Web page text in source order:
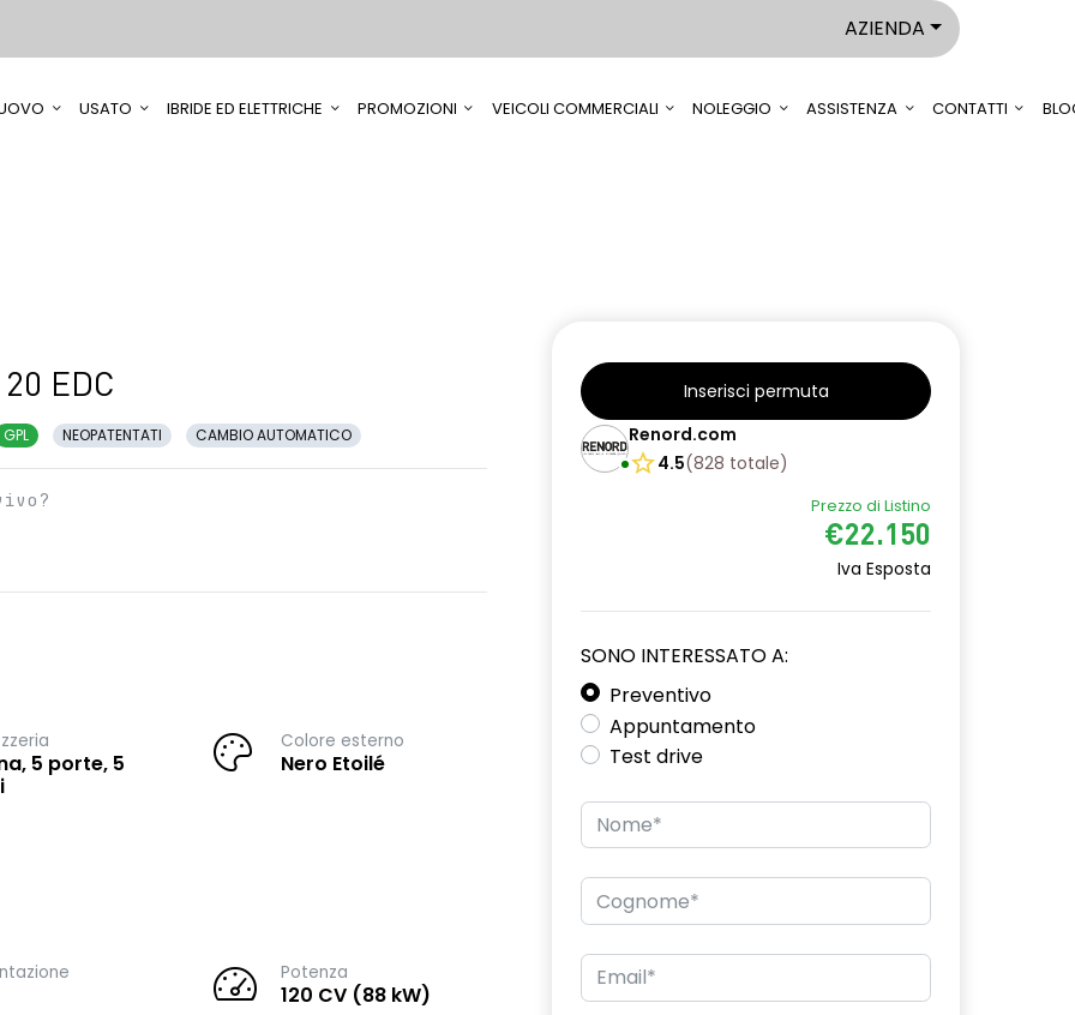
AZIENDA
USATO IBRIDE ED ELETTRICHE PROMOZIONI VEICOLI COMMERCIALI NOLEGGIO ASSISTENZA CONTATTI
EDC
GPL NEOPATENTATI CAMBIO AUTOMATICO
5 porte, 5
Colore esterno
Nero Etoilé
Potenza
120 CV (88 kW)
Inserisci permuta
Renord.com
4.5(828 totale)
Prezzo di Listino
€22.150
Iva Esposta
SONO INTERESSATO A:
Preventivo
Appuntamento
Test drive